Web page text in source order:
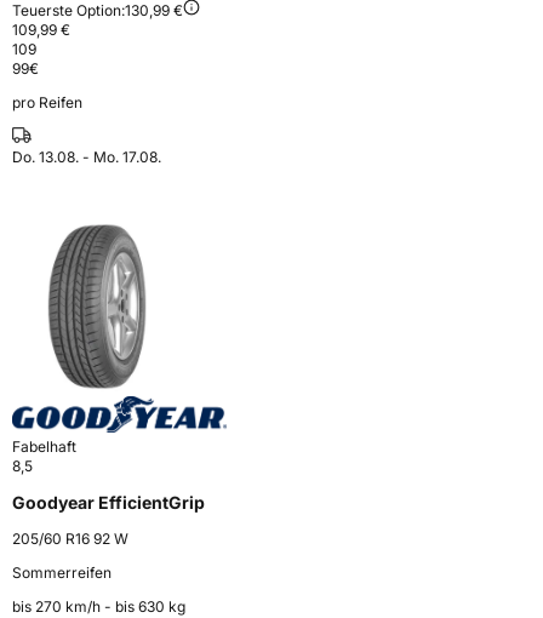
Teuerste Option:130,99 €
109,99 €
109
99€
pro Reifen
Do. 13.08. - Mo. 17.08.
Fabelhaft
8,5
Goodyear EfficientGrip
205/60 R16 92 W
Sommerreifen
bis 270 km⁠/⁠h - bis 630 kg